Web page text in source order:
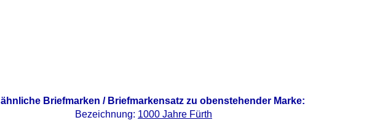
ähnliche Briefmarken / Briefmarkensatz zu obenstehender Marke:
Bezeichnung: 1000 Jahre Fürth